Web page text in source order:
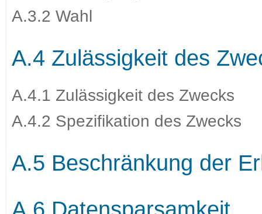
A.3.2 Wahl
A.4 Zulässigkeit des
A.4.1 Zulässigkeit des Zwecks
A.4.2 Spezifikation des Zwecks
A.5 Beschränkung der